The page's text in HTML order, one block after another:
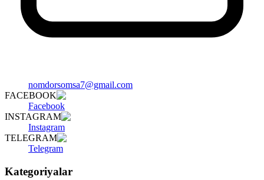
nomdorsomsa7@gmail.com
FACEBOOK
Facebook
INSTAGRAM
Instagram
TELEGRAM
Telegram
Kategoriyalar